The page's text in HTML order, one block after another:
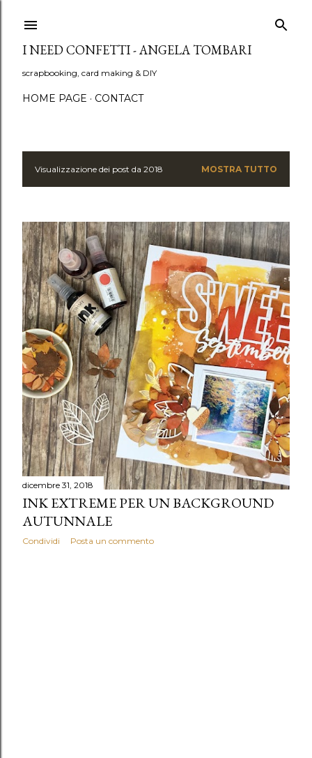
I NEED CONFETTI - ANGELA TOMBARI
scrapbooking, card making & DIY
HOME PAGE CONTACT
P
s
t
Visualizzazione dei post da 2018 MOSTRA TUTTO
dicembre 31, 2018
INK EXTREME PER UN BACKGROUND
AUTUNNALE
Condividi Posta un commento